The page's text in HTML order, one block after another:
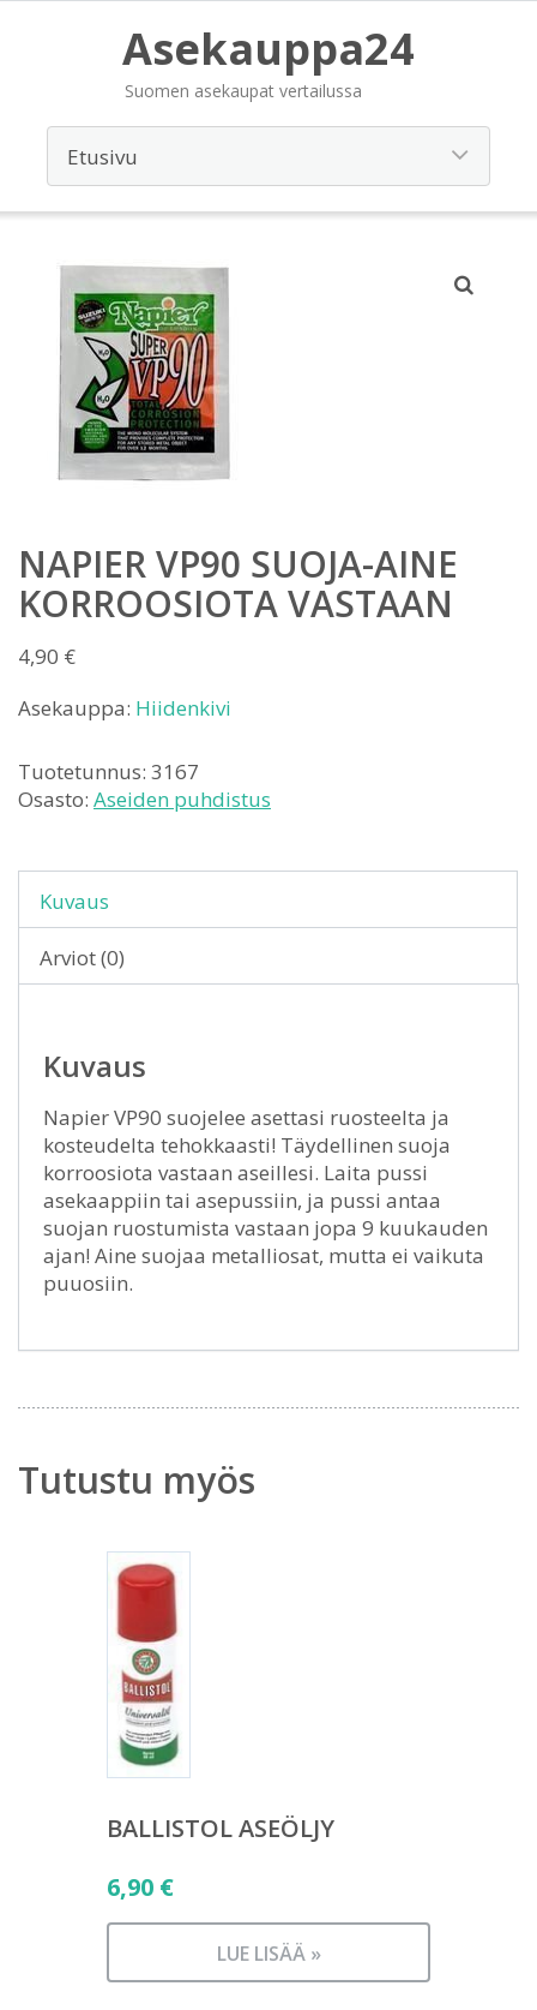
Asekauppa24
Suomen asekaupat vertailussa
NAPIER VP90 SUOJA-AINE
KORROOSIOTA VASTAAN
4,90 €
Asekauppa: Hiidenkivi
Tuotetunnus: 3167
Osasto: Aseiden puhdistus
Kuvaus
Arviot (0)
Kuvaus
Napier VP90 suojelee asettasi ruosteelta ja
kosteudelta tehokkaasti! Täydellinen suoja
korroosiota vastaan aseillesi. Laita pussi
asekaappiin tai asepussiin, ja pussi antaa
suojan ruostumista vastaan jopa 9 kuukauden
ajan! Aine suojaa metalliosat, mutta ei vaikuta
puuosiin.
Tutustu myös
BALLISTOL ASEÖLJY
6,90 €
LUE LISÄÄ »